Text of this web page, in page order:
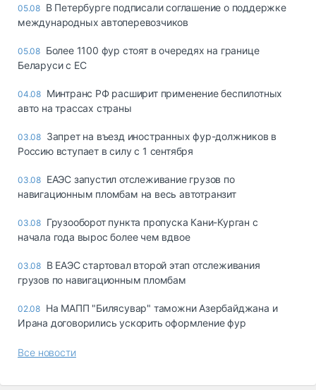
05.08 В Петербурге подписали соглашение о поддержке
международных автоперевозчиков
05.08 Более 1100 фур стоят в очередях на границе
Беларуси с ЕС
04.08 Минтранс РФ расширит применение беспилотных
авто на трассах страны
03.08 Запрет на въезд иностранных фур-должников в
Россию вступает в силу с 1 сентября
03.08 ЕАЭС запустил отслеживание грузов по
навигационным пломбам на весь автотранзит
03.08 Грузооборот пункта пропуска Кани-Курган с
начала года вырос более чем вдвое
03.08 В ЕАЭС стартовал второй этап отслеживания
грузов по навигационным пломбам
02.08 На МАПП "Билясувар" таможни Азербайджана и
Ирана договорились ускорить оформление фур
Все новости